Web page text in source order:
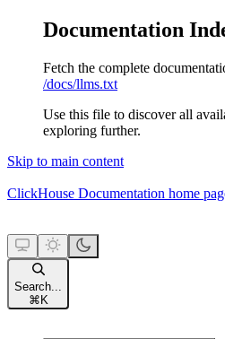
Documentation
Fetch the complete
/docs/llms.txt
Use this file to discover all
exploring further.
Skip to main content
ClickHouse Documentation home
Search...
⌘ K